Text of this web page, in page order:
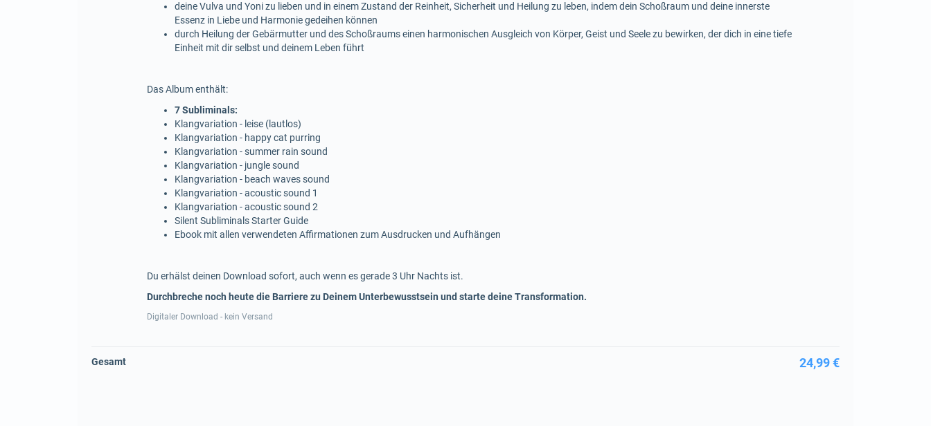
deine Vulva und Yoni zu lieben und in einem Zustand der Reinheit, Sicherheit und Heilung zu leben, indem dein Schoßraum und deine innerste
Essenz in Liebe und Harmonie gedeihen können
durch Heilung der Gebärmutter und des Schoßraums einen harmonischen Ausgleich von Körper, Geist und Seele zu bewirken, der dich in eine tiefe
Einheit mit dir selbst und deinem Leben führt
Das Album enthält:
7 Subliminals:
Klangvariation - leise (lautlos)
Klangvariation - happy cat purring
Klangvariation - summer rain sound
Klangvariation - jungle sound
Klangvariation - beach waves sound
Klangvariation - acoustic sound 1
Klangvariation - acoustic sound 2
Silent Subliminals Starter Guide
Ebook mit allen verwendeten Affirmationen zum Ausdrucken und Aufhängen
Du erhälst deinen Download sofort, auch wenn es gerade 3 Uhr Nachts ist.
Durchbreche noch heute die Barriere zu Deinem Unterbewusstsein und starte deine Transformation.
Digitaler Download - kein Versand
Gesamt 24,99 €